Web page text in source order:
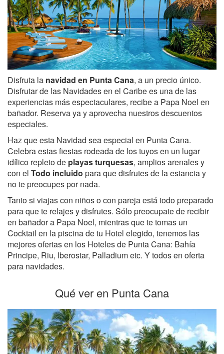
Disfruta la navidad en Punta Cana, a un precio único.
Disfrutar de las Navidades en el Caribe es una de las
experiencias más espectaculares, recibe a Papa Noel en
bañador. Reserva ya y aprovecha nuestros descuentos
especiales.
Haz que esta Navidad sea especial en Punta Cana.
Celebra estas fiestas rodeada de los tuyos en un lugar
idílico repleto de playas turquesas, amplios arenales y
con el Todo incluido para que disfrutes de la estancia y
no te preocupes por nada.
Tanto si viajas con niños o con pareja está todo preparado
para que te relajes y disfrutes. Sólo preocupate de recibir
en bañador a Papa Noel, mientras que te tomas un
Cocktail en la piscina de tu Hotel elegido, tenemos las
mejores ofertas en los Hoteles de Punta Cana: Bahía
Principe, Riu, Iberostar, Palladium etc. Y todos en oferta
para navidades.
Qué ver en Punta Cana